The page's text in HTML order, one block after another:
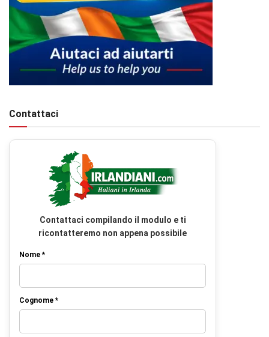
Contattaci
Contattaci compilando il modulo e ti
ricontatteremo non appena possibile
Nome *
Cognome *